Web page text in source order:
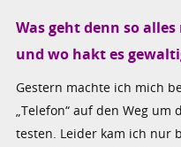
Was geht denn so
und wo hakt es
Gestern machte ich mich
„Telefon“ auf den Weg
testen. Leider kam ich nur